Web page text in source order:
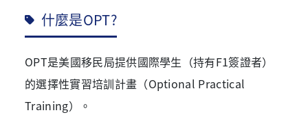
什麼是OPT?
OPT是美國移民局提供國際學生（持有F1簽證者）
的選擇性實習培訓計畫（Optional Practical
Training）。